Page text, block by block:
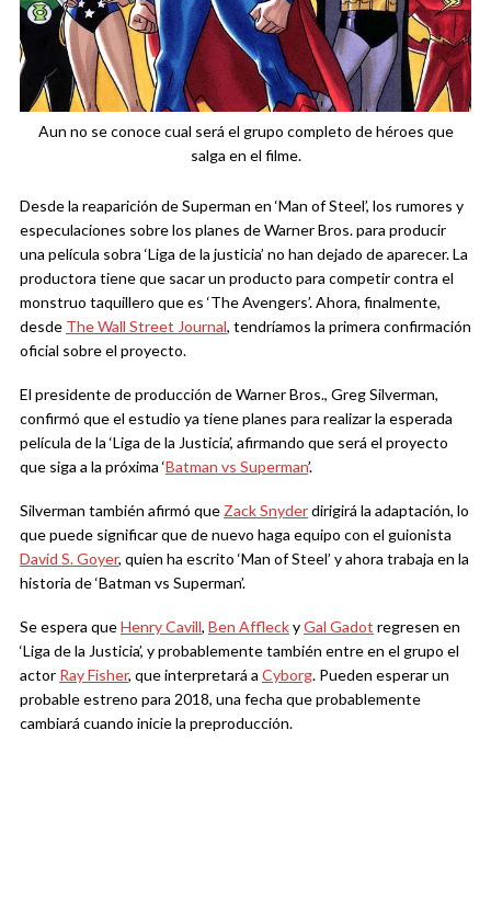
Aun no se conoce cual será el grupo completo de héroes que
salga en el filme.
Desde la reaparición de Superman en ‘Man of Steel’, los rumores y
especulaciones sobre los planes de Warner Bros. para producir
una película sobra ‘Liga de la justicia’ no han dejado de aparecer. La
productora tiene que sacar un producto para competir contra el
monstruo taquillero que es ‘The Avengers’. Ahora, finalmente,
desde The Wall Street Journal, tendríamos la primera confirmación
oficial sobre el proyecto.
El presidente de producción de Warner Bros., Greg Silverman,
confirmó que el estudio ya tiene planes para realizar la esperada
película de la ‘Liga de la Justicia’, afirmando que será el proyecto
que siga a la próxima ‘Batman vs Superman’.
Silverman también afirmó que Zack Snyderdirigirá la adaptación, lo
que puede significar que de nuevo haga equipo con el guionista
David S. Goyer, quien ha escrito ‘Man of Steel’ y ahora trabaja en la
historia de ‘Batman vs Superman’.
Se espera queHenry Cavill, Ben AffleckyGal Gadot regresen en
‘Liga de la Justicia’, y probablemente también entre en el grupo el
actor Ray Fisher, que interpretará a Cyborg. Pueden esperar un
probable estreno para 2018, una fecha que probablemente
cambiará cuando inicie la preproducción.